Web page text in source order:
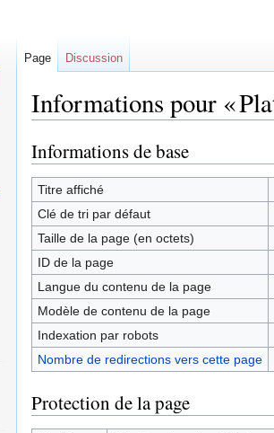
Informations pour «
Aller
à
la
navigation
Aller
à
la
recherche
Informations de base
Titre affiché
Clé de tri par défaut
Taille de la page (en octets)
ID de la page
Langue du contenu de la page
Modèle de contenu de la page
Indexation par robots
Nombre de redirections vers cette page
Protection de la page
Page Discussion